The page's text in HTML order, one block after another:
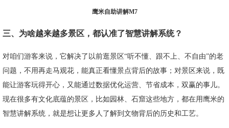
鹰米自助讲解M7
三、为啥越来越多景区，都认准了智慧讲解系统？
对咱们游客来说，它解决了以前逛景区“听不懂、跟不上、不自由”的老
问题，不用再走马观花，能真正看懂景点背后的故事；对景区来说，既
能让游客玩得开心，又能通过数据优化运营、节省成本，双赢的事儿。
现在很多有文化底蕴的景区，比如园林、石窟这些地方，都在用鹰米的
智慧讲解系统，就是想让更多人了解到文物背后的历史和工艺。